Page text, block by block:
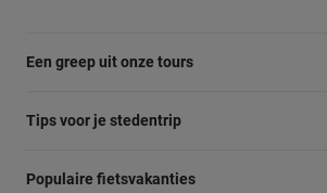
Een greep uit onze tours
Barcelona Panorama tour
Tips voor je stedentrip
Wat te doen in Amsterdam
Populaire fietsvakanties